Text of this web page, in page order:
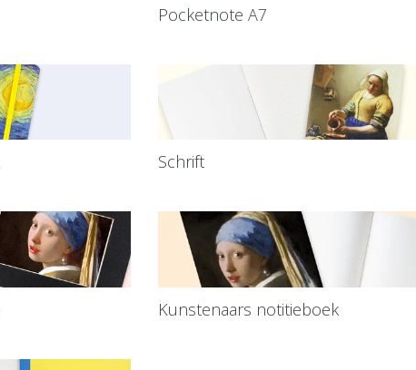
Pocketnote A7
Schrift
Kunstenaars notitieboek